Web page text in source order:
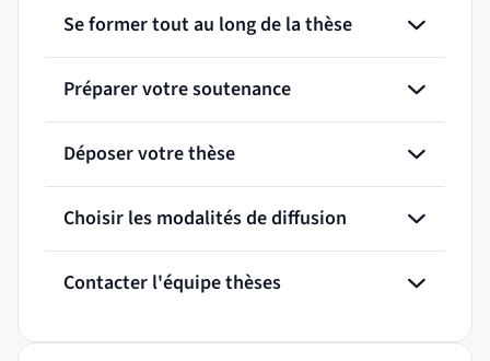
Se former tout au long de la thèse
Préparer votre soutenance
Déposer votre thèse
Choisir les modalités de diffusion
Contacter l'équipe thèses